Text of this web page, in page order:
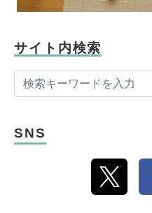
サイト内検索
検索
SNS